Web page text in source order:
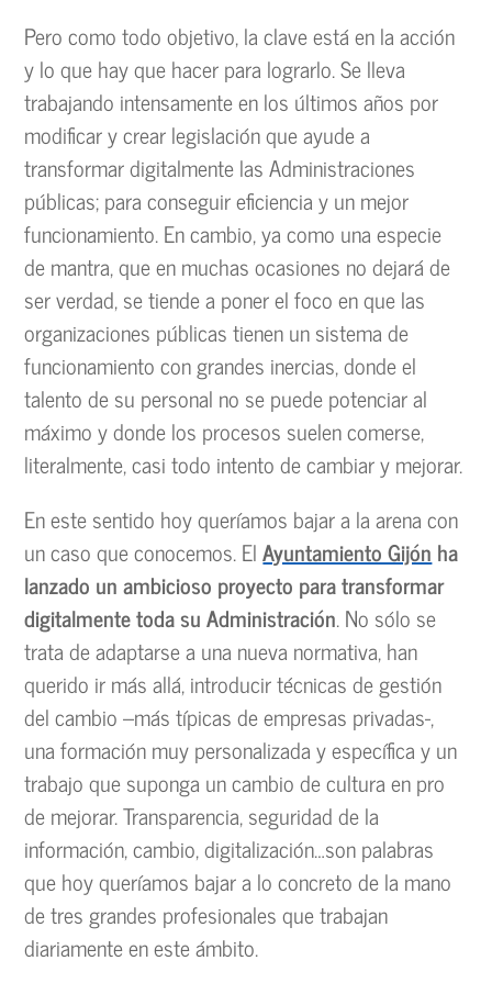
Pero como todo objetivo, la clave está en la acción
y lo que hay que hacer para lograrlo. Se lleva
trabajando intensamente en los últimos años por
modificar y crear legislación que ayude a
transformar digitalmente las Administraciones
públicas; para conseguir eficiencia y un mejor
funcionamiento. En cambio, ya como una especie
de mantra, que en muchas ocasiones no dejará de
ser verdad, se tiende a poner el foco en que las
organizaciones públicas tienen un sistema de
funcionamiento con grandes inercias, donde el
talento de su personal no se puede potenciar al
máximo y donde los procesos suelen comerse,
literalmente, casi todo intento de cambiar y mejorar.
En este sentido hoy queríamos bajar a la arena con
un caso que conocemos. ElAyuntamiento Gijón ha
lanzado un ambicioso proyecto para transformar
digitalmente toda su Administración. No sólo se
trata de adaptarse a una nueva normativa, han
querido ir más allá, introducir técnicas de gestión
del cambio –más típicas de empresas privadas-,
una formación muy personalizada y específica y un
trabajo que suponga un cambio de cultura en pro
de mejorar. Transparencia, seguridad de la
información, cambio, digitalización…son palabras
que hoy queríamos bajar a lo concreto de la mano
de tres grandes profesionales que trabajan
diariamente en este ámbito.